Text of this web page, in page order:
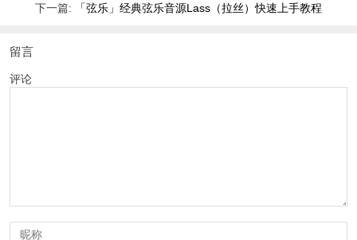
下一篇: 「弦乐」经典弦乐音源Lass（拉丝）快速上手教程
留言
评论